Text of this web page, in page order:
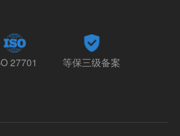
27701 等保三级备案